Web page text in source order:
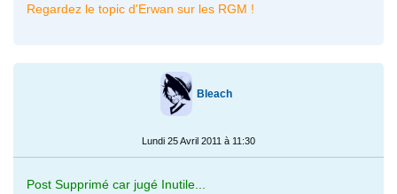
Regardez le topic d'Erwan sur les RGM !
Bleach
Lundi 25 Avril 2011 à 11:30
Post Supprimé car jugé Inutile...